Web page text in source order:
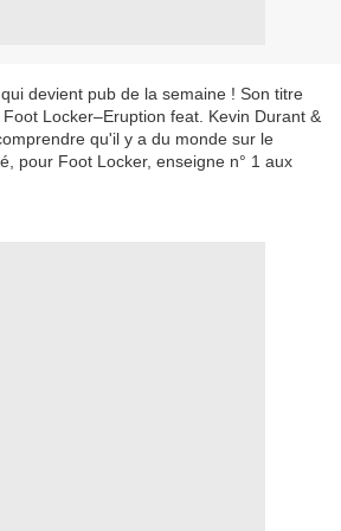
devient pub de la semaine ! Son titre
Locker–Eruption feat. Kevin Durant &
qu'il y a du monde sur le
pour Foot Locker, enseigne n° 1 aux